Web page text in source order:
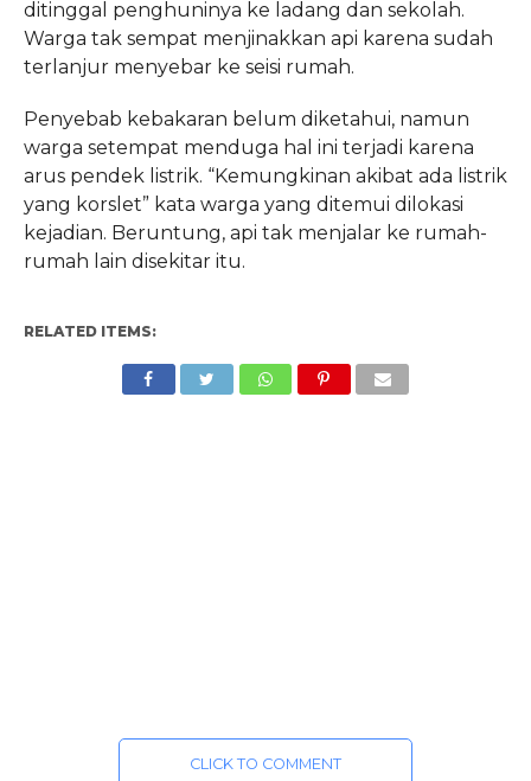
ditinggal penghuninya ke ladang dan sekolah.
Warga tak sempat menjinakkan api karena sudah
terlanjur menyebar ke seisi rumah.
Penyebab kebakaran belum diketahui, namun
warga setempat menduga hal ini terjadi karena
arus pendek listrik. “Kemungkinan akibat ada listrik
yang korslet” kata warga yang ditemui dilokasi
kejadian. Beruntung, api tak menjalar ke rumah-
rumah lain disekitar itu.
RELATED ITEMS:
CLICK TO COMMENT